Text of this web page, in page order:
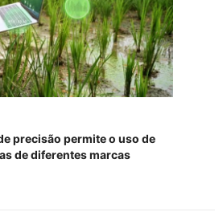
precisão permite o uso de
de diferentes marcas